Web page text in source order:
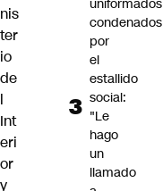
nis
ter
io
de
l
Int
eri
or
y
uniformados
condenados
por
el
estallido
social:
"Le
hago
un
llamado